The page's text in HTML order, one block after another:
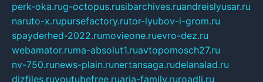
perk-oka.rug-octopus.rusibarchives.ruandreislyusar.ru
naruto-x.rupursefactory.rutor-lyubov-i-grom.ru
spayderhed-2022.rumovieone.ruevro-dez.ru
webamator.ruma-absolut1.ruavtopomosch27.ru
nv-750.runews-plain.runertansaga.rudelanalad.ru
dizfiles.ruyoutubefree.ruaria-family.ruroadli.ru